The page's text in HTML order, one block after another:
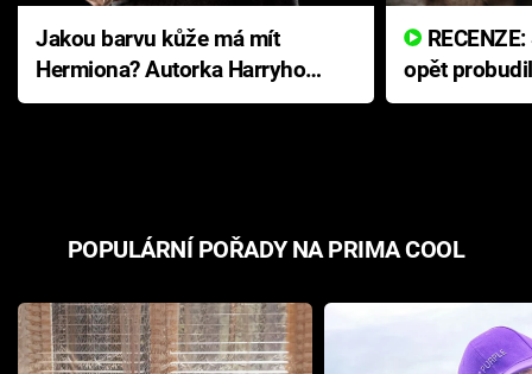
Jakou barvu kůže má mít
Hermiona? Autorka Harryho
Pottera přišla s ráznou
opět
přichází s
POPULÁRNÍ POŘADY NA PRIMA COOL